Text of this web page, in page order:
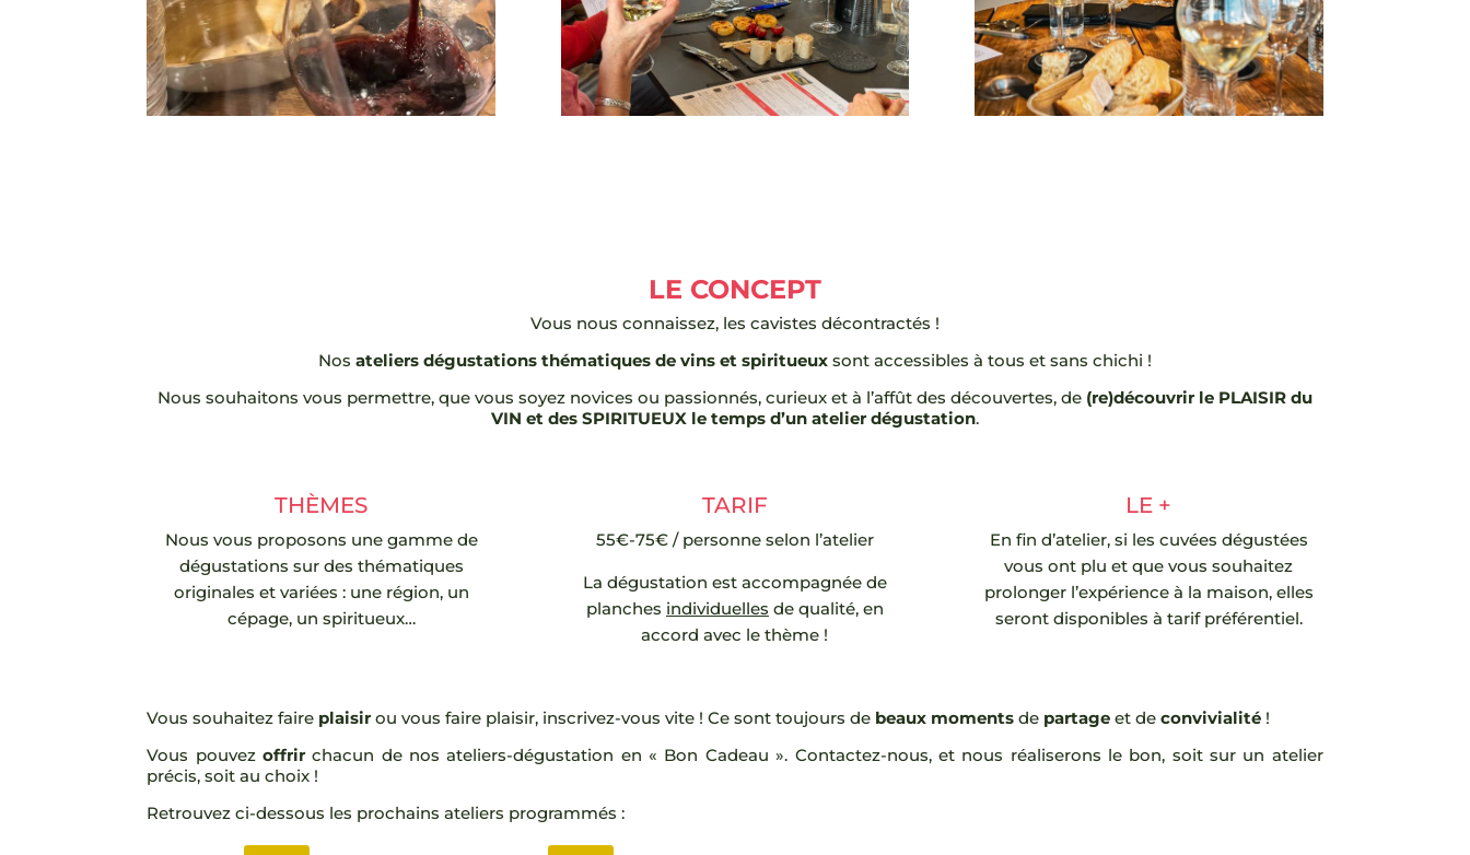
LE CONCEPT
Vous nous connaissez, les cavistes décontractés !
Nos ateliers dégustations thématiques de vins et spiritueux sont accessibles à tous et sans chichi !
Nous souhaitons vous permettre, que vous soyez novices ou passionnés, curieux et à l’affût des découvertes, de (re)découvrir le PLAISIR du
VIN et des SPIRITUEUX le temps d’un atelier dégustation.
THÈMES
Nous vous proposons une gamme de
dégustations sur des thématiques
originales et variées : une région, un
cépage, un spiritueux…
TARIF
55€-75€ / personne selon l’atelier
La dégustation est accompagnée de
planches individuelles de qualité, en
accord avec le thème !
LE +
En fin d’atelier, si les cuvées dégustées
vous ont plu et que vous souhaitez
prolonger l’expérience à la maison, elles
seront disponibles à tarif préférentiel.
Vous souhaitez faire plaisir ou vous faire plaisir, inscrivez-vous vite ! Ce sont toujours de beaux moments de partage et deconvivialité !
Vous pouvezoffrir chacun de nos ateliers-dégustation en « Bon Cadeau ». Contactez-nous, et nous réaliserons le bon, soit sur un atelier
précis, soit au choix !
Retrouvez ci-dessous les prochains ateliers programmés :